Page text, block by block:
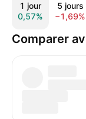
1 jour
0,57%
5 jours
−1,69%
Comparer